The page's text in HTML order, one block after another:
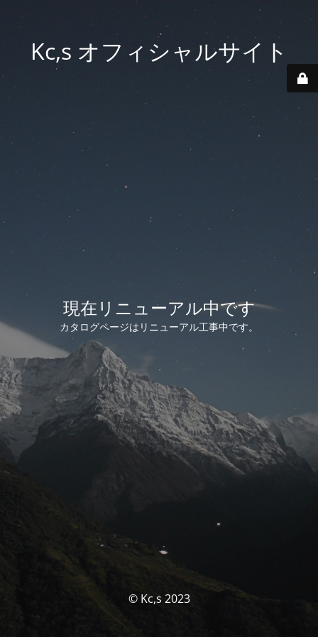
Kc,s オフィシャルサイト
現在リニューアル中です
カタログページはリニューアル工事中です。
© Kc,s 2023